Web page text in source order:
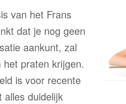
van het Frans
dat je nog geen
aankunt, zal
het praten krijgen.
is voor recente
alles duidelijk